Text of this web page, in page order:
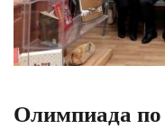
Олимпиада по